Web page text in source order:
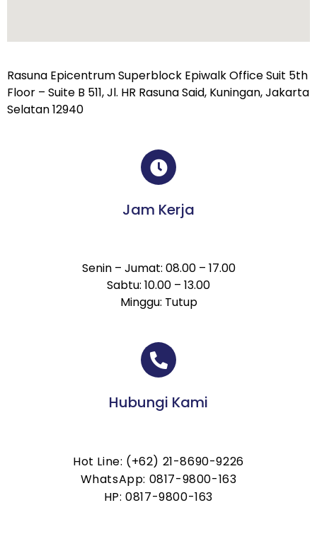
Rasuna Epicentrum Superblock Epiwalk Office Suit 5th
Floor – Suite B 511, Jl. HR Rasuna Said, Kuningan, Jakarta
Selatan 12940
Jam Kerja
Senin – Jumat: 08.00 – 17.00
Sabtu: 10.00 – 13.00
Minggu: Tutup
Hubungi Kami
Hot Line: (+62) 21-8690-9226
WhatsApp: 0817-9800-163
HP: 0817-9800-163